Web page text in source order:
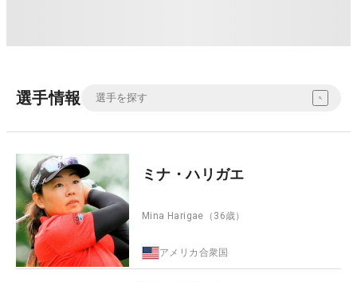
選手情報
ミナ・ハリガエ
Mina Harigae （36歳）
アメリカ合衆国